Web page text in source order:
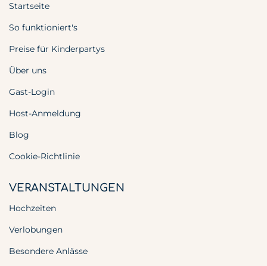
Startseite
So funktioniert's
Preise für Kinderpartys
Über uns
Gast-Login
Host-Anmeldung
Blog
Cookie-Richtlinie
VERANSTALTUNGEN
Hochzeiten
Verlobungen
Besondere Anlässe